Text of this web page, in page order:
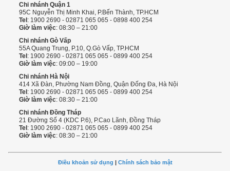
Chi nhánh Quận 1
95C Nguyễn Thị Minh Khai, P.Bến Thành, TP.HCM
Tel: 1900 2690 - 02871 065 065 - 0898 400 254
Giờ làm việc: 08:30 – 21:00
Chi nhánh Gò Vấp
55A Quang Trung, P.10, Q.Gò Vấp, TP.HCM
Tel: 1900 2690 - 02871 065 065 - 0899 400 254
Giờ làm việc: 09:00 – 19:00
Chi nhánh Hà Nội
414 Xã Đàn, Phường Nam Đồng, Quận Đống Đa, Hà Nội
Tel: 1900 2690 - 02871 065 065 - 0899 400 254
Giờ làm việc: 08:30 – 21:00
Chi nhánh Đồng Tháp
21 Đường Số 4 (KDC P.6), P.Cao Lãnh, Đồng Tháp
Tel: 1900 2690 - 02871 065 065 - 0899 400 254
Giờ làm việc: 08:30 – 21:00
Điều khoản sử dụng | Chính sách bảo mật